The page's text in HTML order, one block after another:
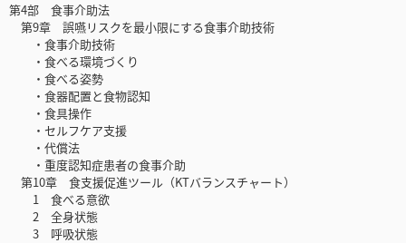
第4部 食事介助法
第9章 誤嚥リスクを最小限にする食事介助技術
・食事介助技術
・食べる環境づくり
・食べる姿勢
・食器配置と食物認知
・食具操作
・セルフケア支援
・代償法
・重度認知症患者の食事介助
第10章 食支援促進ツール（KTバランスチャート）
1 食べる意欲
2 全身状態
3 呼吸状態